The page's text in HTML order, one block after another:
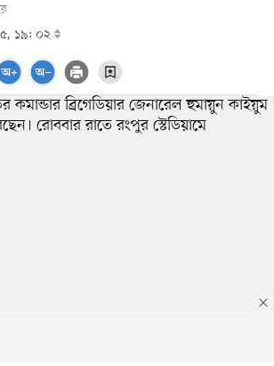
১৯: ০২